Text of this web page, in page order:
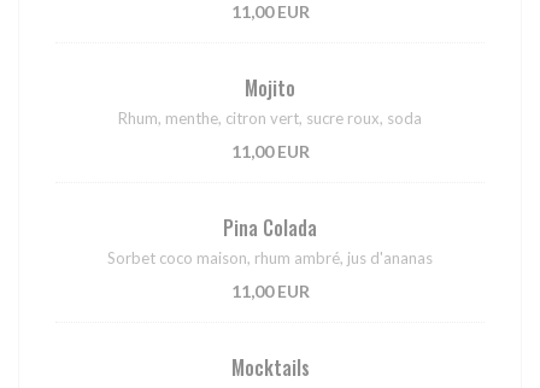
11,00 EUR
Mojito
Rhum, menthe, citron vert, sucre roux, soda
11,00 EUR
Pina Colada
Sorbet coco maison, rhum ambré, jus d'ananas
11,00 EUR
Mocktails